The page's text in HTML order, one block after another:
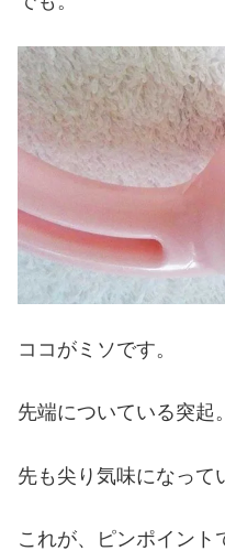
ココがミソです。
先端についている突起。
先も尖り気味になって
これが、ピンポイント